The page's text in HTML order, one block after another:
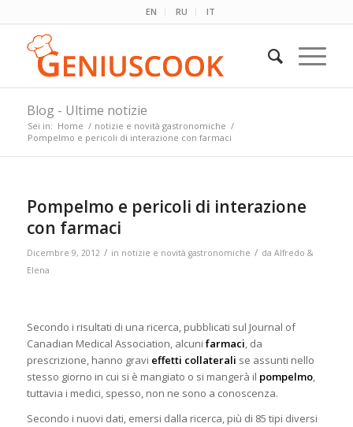
EN RU IT
Blog - Ultime notizie
Sei in: Home / notizie e novità gastronomiche /
Pompelmo e pericoli di interazione con farmaci
Pompelmo e pericoli di interazione
con farmaci
Dicembre 9, 2012 / in notizie e novità gastronomiche / da Alfredo &
Elena
Secondo i risultati di una ricerca, pubblicati sul Journal of
Canadian Medical Association, alcuni farmaci, da
prescrizione, hanno gravi effetti collaterali se assunti nello
stesso giorno in cui si è mangiato o si mangerà il pompelmo,
tuttavia i medici, spesso, non ne sono a conoscenza.
Secondo i nuovi dati, emersi dalla ricerca, più di 85 tipi diversi